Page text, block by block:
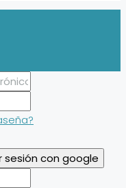
sesión con google